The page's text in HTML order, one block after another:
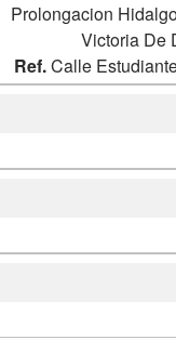
Prolongacion
Victoria De
Ref.Calle